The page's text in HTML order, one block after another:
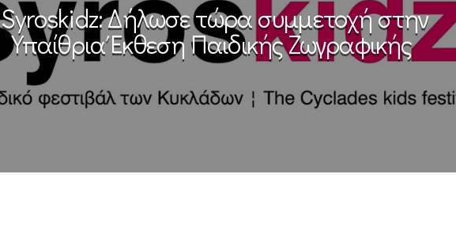
Syroskidz: Δήλωσε τώρα συμμετοχή στην
Υπαίθρια Έκθεση Παιδικής Ζωγραφικής